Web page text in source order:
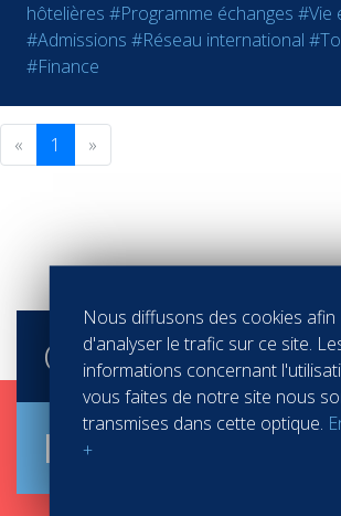
hôtelières #Programme échanges #Vie
#Admissions #Réseau international
#Finance
« 1 »
ContacterVatel
Brochure
Nous diffusons des cookies afin
d'analyser le trafic sur ce site.
informations concernant
vous faites de notre site nous
transmises dans cette optique.
+